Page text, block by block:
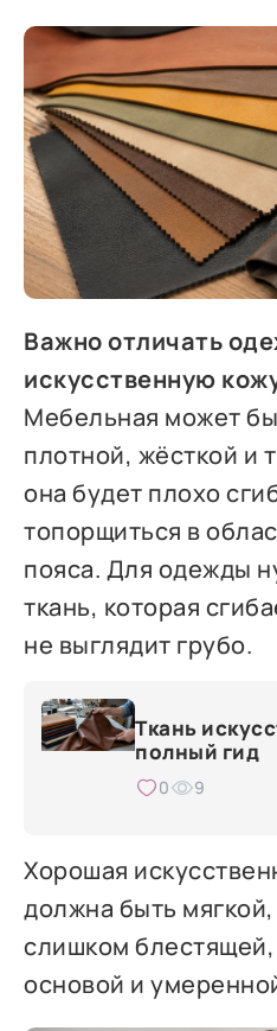
Важно отличать
искусственную
Мебельная может
плотной, жёсткой и
она будет плохо
топорщиться в
пояса. Для одежды
ткань, которая
не выглядит грубо.
Ткань
полный гид
0 9
Хорошая
должна быть
слишком
основой и